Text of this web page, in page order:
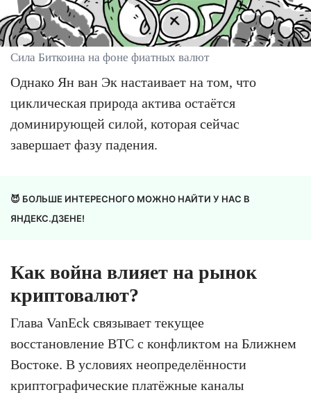
Сила Биткоина на фоне фиатных валют
Однако Ян ван Эк настаивает на том, что
циклическая природа актива остаётся
доминирующей силой, которая сейчас
завершает фазу падения.
😈 БОЛЬШЕ ИНТЕРЕСНОГО МОЖНО НАЙТИ У НАС В
ЯНДЕКС.ДЗЕНЕ!
Как война влияет на рынок
криптовалют?
Глава VanEck связывает текущее
восстановление BTC с конфликтом на Ближнем
Востоке. В условиях неопределённости
криптографические платёжные каналы